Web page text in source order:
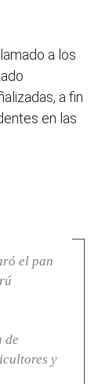
a los
a fin
en las
el pan
de
y